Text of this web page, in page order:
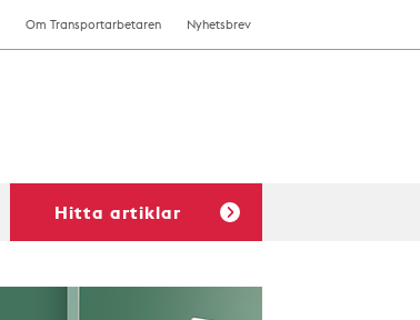
Om Transportarbetaren Nyhetsbrev
Hitta artiklar